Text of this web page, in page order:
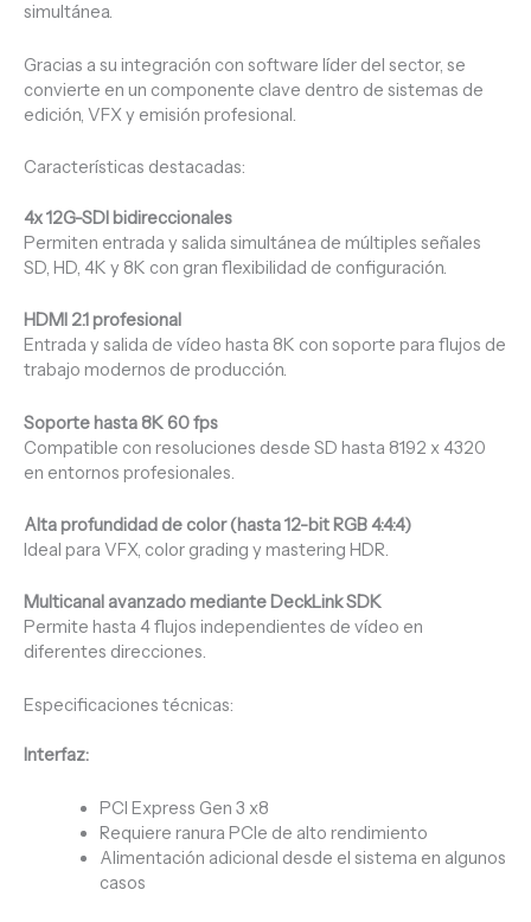
simultánea.
Gracias a su integración con software líder del sector, se
convierte en un componente clave dentro de sistemas de
edición, VFX y emisión profesional.
Características destacadas:
4x 12G-SDI bidireccionales
Permiten entrada y salida simultánea de múltiples señales
SD, HD, 4K y 8K con gran flexibilidad de configuración.
HDMI 2.1 profesional
Entrada y salida de vídeo hasta 8K con soporte para flujos de
trabajo modernos de producción.
Soporte hasta 8K 60 fps
Compatible con resoluciones desde SD hasta 8192 x 4320
en entornos profesionales.
Alta profundidad de color (hasta 12-bit RGB 4:4:4)
Ideal para VFX, color grading y mastering HDR.
Multicanal avanzado mediante DeckLink SDK
Permite hasta 4 flujos independientes de vídeo en
diferentes direcciones.
Especificaciones técnicas:
Interfaz:
PCI Express Gen 3 x8
Requiere ranura PCIe de alto rendimiento
Alimentación adicional desde el sistema en algunos
casos